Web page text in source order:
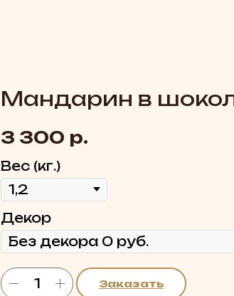
Мандарин в
3 300 р.
Вес (кг.)
Декор
Заказать